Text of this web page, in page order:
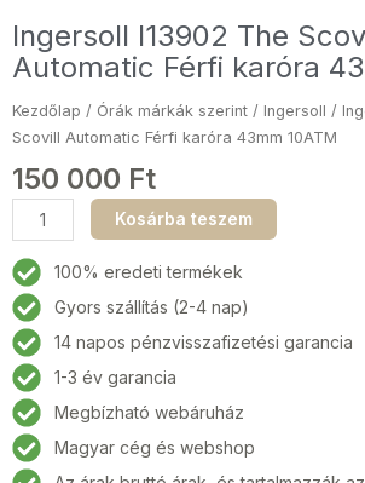
Ingersoll I13902 The
Automatic Férfi karóra
Kezdőlap / Órák márkák szerint / Ingersoll /
Scovill Automatic Férfi karóra 43mm 10ATM
150 000 Ft
Ingersoll
I13902
The
Scovill
Automatic
Férfi
karóra
43mm
10ATM
mennyiség
Kosárba teszem
100% eredeti termékek
Gyors szállítás (2-4 nap)
14 napos pénzvisszafizetési garancia
1-3 év garancia
Megbízható webáruház
Magyar cég és webshop